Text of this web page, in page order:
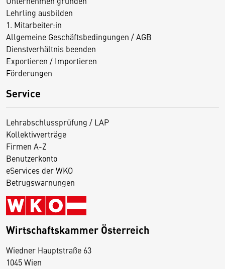
Lehrling ausbilden
1. Mitarbeiter:in
Allgemeine Geschäftsbedingungen / AGB
Dienstverhältnis beenden
Exportieren / Importieren
Förderungen
Service
Lehrabschlussprüfung / LAP
Kollektivverträge
Firmen A-Z
Benutzerkonto
eServices der WKO
Betrugswarnungen
Wirtschaftskammer Österreich
Wiedner Hauptstraße 63
1045 Wien
D